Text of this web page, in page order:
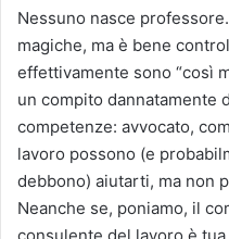
Nessuno nasce
magiche, ma è bene
effettivamente sono “così
un compito dannatamente
competenze: avvocato,
lavoro possono (e
debbono) aiutarti, ma non
Neanche se, poniamo, il